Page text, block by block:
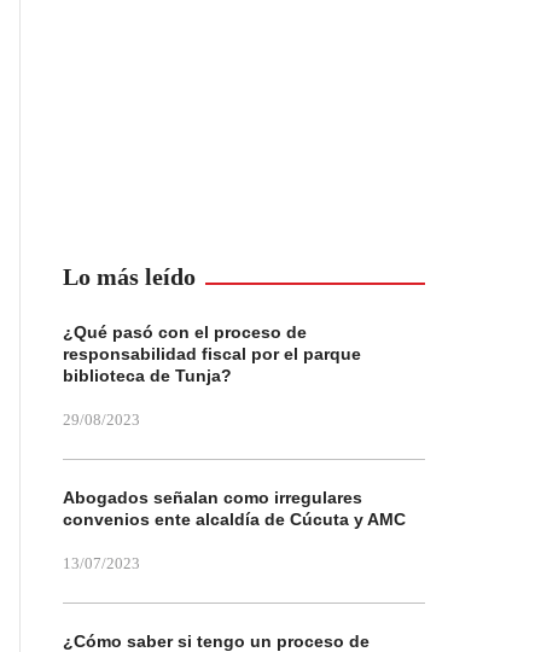
Lo más leído
¿Qué pasó con el proceso de
responsabilidad fiscal por el parque
biblioteca de Tunja?
29/08/2023
Abogados señalan como irregulares
convenios ente alcaldía de Cúcuta y AMC
13/07/2023
¿Cómo saber si tengo un proceso de